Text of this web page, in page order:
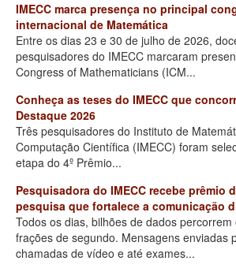
IMECC marca presença no principal
internacional de Matemática
Entre os dias 23 e 30 de julho de 2026,
pesquisadores do IMECC marcaram
Congress of Mathematicians (ICM...
Conheça as teses do IMECC que
Destaque 2026
Três pesquisadores do Instituto de
Computação Científica (IMECC) foram
etapa do 4º Prêmio...
Pesquisadora do IMECC recebe prêmio
pesquisa que fortalece a comunicação
Todos os dias, bilhões de dados percorrem
frações de segundo. Mensagens enviadas
chamadas de vídeo e até exames...